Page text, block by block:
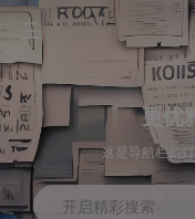
更优
这是导航栏幻
开启精彩搜索